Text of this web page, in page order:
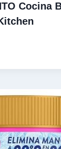
Cocina